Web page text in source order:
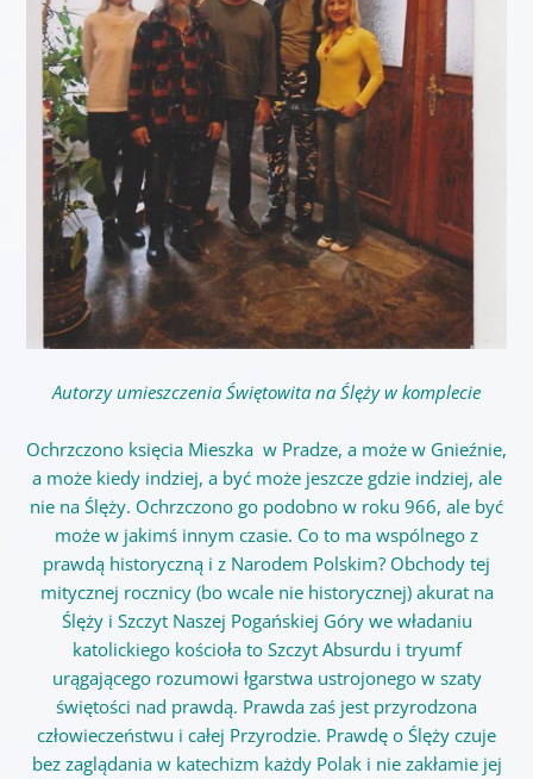
Autorzy umieszczenia Świętowita na Ślęży w komplecie
Ochrzczono księcia Mieszka w Pradze, a może w Gnieźnie,
a może kiedy indziej, a być może jeszcze gdzie indziej, ale
nie na Ślęży. Ochrzczono go podobno w roku 966, ale być
może w jakimś innym czasie. Co to ma wspólnego z
prawdą historyczną i z Narodem Polskim? Obchody tej
mitycznej rocznicy (bo wcale nie historycznej) akurat na
Ślęży i Szczyt Naszej Pogańskiej Góry we władaniu
katolickiego kościoła to Szczyt Absurdu i tryumf
urągającego rozumowi łgarstwa ustrojonego w szaty
świętości nad prawdą. Prawda zaś jest przyrodzona
człowieczeństwu i całej Przyrodzie. Prawdę o Ślęży czuje
bez zaglądania w katechizm każdy Polak i nie zakłamie jej